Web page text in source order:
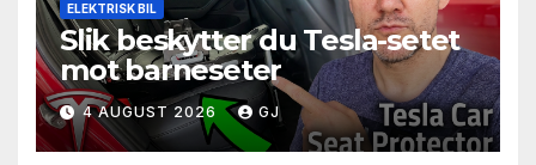
ELEKTRISK BIL
Slik beskytter du Tesla-setet
mot barneseter
4 AUGUST 2026 GJ